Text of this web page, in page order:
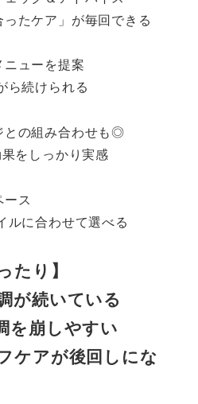
たケア」が毎回できる
ューを提案
ら続けられる
との組み合わせも◎
をしっかり実感
ス
ルに合わせて選べる
たり】
が続いている
を崩しやすい
ケアが後回しにな